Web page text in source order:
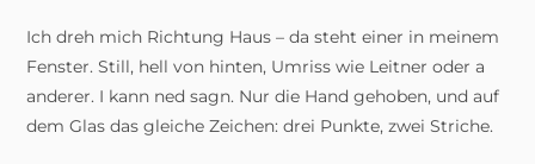
Ich dreh mich Richtung Haus – da steht einer in meinem
Fenster. Still, hell von hinten, Umriss wie Leitner oder a
anderer. I kann ned sagn. Nur die Hand gehoben, und auf
dem Glas das gleiche Zeichen: drei Punkte, zwei Striche.